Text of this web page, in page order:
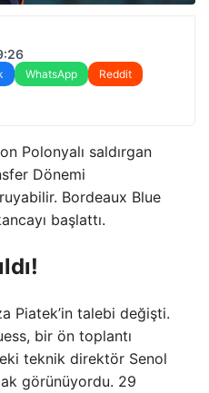
WhatsApp
Reddit
Polonyalı saldırgan
Dönemi
Bordeaux Blue
başlattı.
Piatek’in talebi değişti.
bir ön toplantı
teknik direktör Senol
görünüyordu. 29